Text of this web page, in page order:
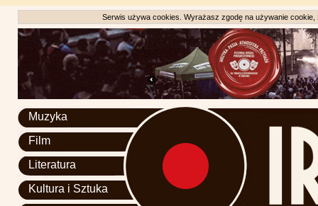
Serwis używa cookies. Wyrażasz zgodę na używanie
Muzyka
Film
Literatura
Kultura i Sztuka